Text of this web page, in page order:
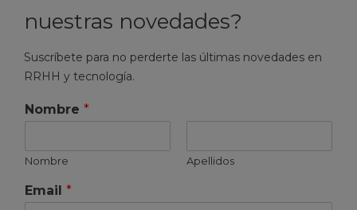
nuestras novedades?
Suscríbete para no perderte las últimas novedades en
RRHH y tecnología.
Nombre *
Nombre Apellidos
Email *